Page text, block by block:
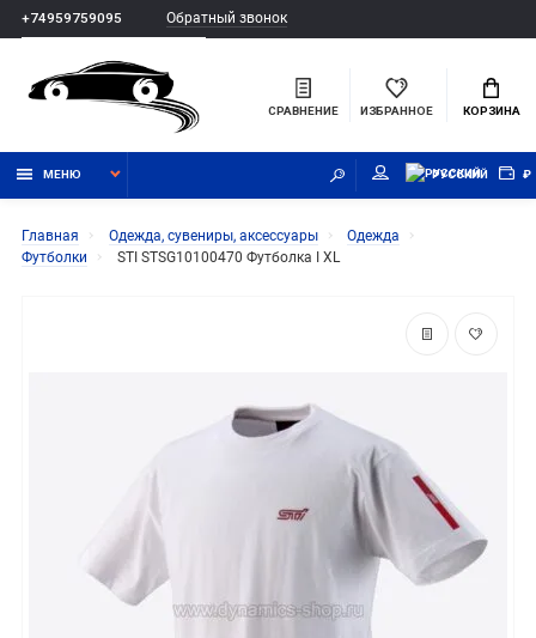
+74959759095 Обратный звонок
СРАВНЕНИЕ ИЗБРАННОЕ КОРЗИНА
МЕНЮ РУССКИЙ ₽
Главная Одежда, сувениры, аксессуары
Одежда
Футболки
STI STSG10100470 Футболка I XL